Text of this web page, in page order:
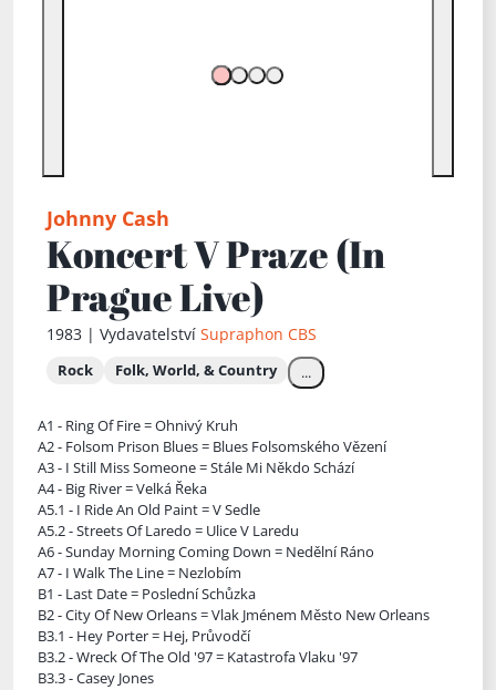
Johnny Cash
Koncert V Praze (In
Prague Live)
1983 | Vydavatelství Supraphon CBS
Rock Folk, World, & Country ...
A1 - Ring Of Fire = Ohnivý Kruh
A2 - Folsom Prison Blues = Blues Folsomského Vězení
A3 - I Still Miss Someone = Stále Mi Někdo Schází
A4 - Big River = Velká Řeka
A5.1 - I Ride An Old Paint= V Sedle
A5.2 - Streets Of Laredo = Ulice V Laredu
A6 - Sunday Morning Coming Down = Nedělní Ráno
A7 - I Walk The Line = Nezlobím
B1 - Last Date = Poslední Schůzka
B2 - City Of New Orleans = Vlak Jménem Město New Orleans
B3.1 - Hey Porter = Hej, Průvodčí
B3.2 - Wreck Of The Old '97 = Katastrofa Vlaku '97
B3.3 - Casey Jones